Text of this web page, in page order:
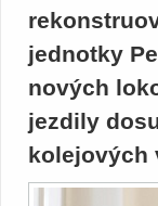
jednotky
nových
jezdily
kolejových